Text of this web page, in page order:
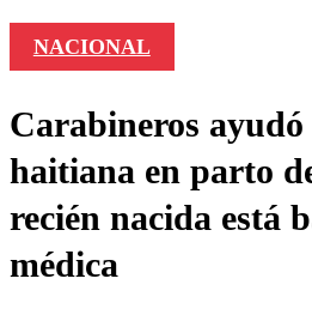
NACIONAL
Carabineros
haitiana en parto
recién nacida está
médica